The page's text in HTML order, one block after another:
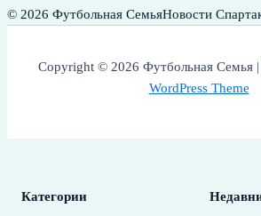
© 2026 Футбольная СемьяНовости
Copyright © 2026 Футбольная Семья |
WordPress Theme
Категории